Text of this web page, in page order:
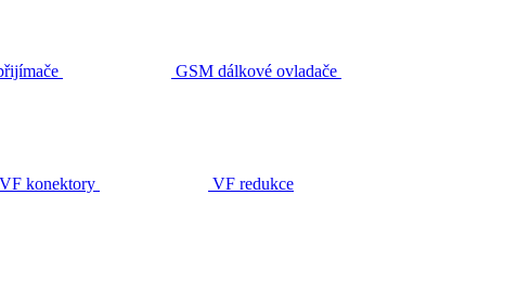
GSM dálkové ovladače
VF konektory
VF redukce